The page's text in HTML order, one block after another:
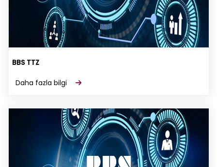
BBS TTZ
Daha fazla bilgi